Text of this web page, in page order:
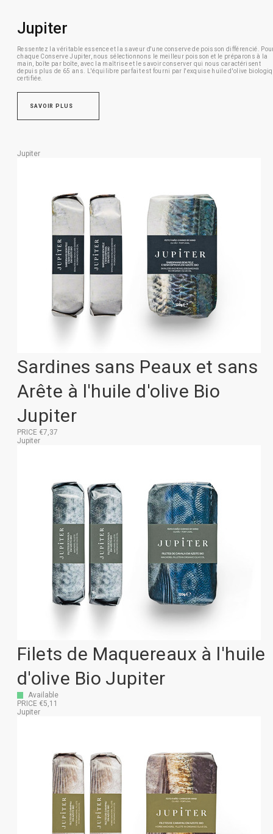
Jupiter
Ressentez la véritable essence et la saveur d'une conserve de poisson différencié.
chaque Conserve Jupiter, nous sélectionnons le meilleur poisson et le préparons à la
main, boîte par boîte, avec la maîtrise et le savoir conserver qui nous caractérisent
depuis plus de 65 ans.
L'équilibre parfait est fourni par l'exquise huile d'olive
certifiée.
SAVOIR PLUS
Jupiter
Sardines sans Peaux et sans
Arête à l'huile d'olive Bio
Jupiter
PRICE €7,37
Jupiter
Filets de Maquereaux à l'huile
d'olive Bio Jupiter
Available
PRICE €5,11
Jupiter